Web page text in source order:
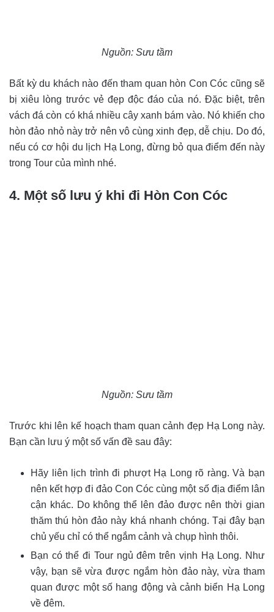
Nguồn: Sưu tầm
Bất kỳ du khách nào đến tham quan hòn Con Cóc cũng sẽ
bị xiêu lòng trước vẻ đẹp độc đáo của nó. Đặc biệt, trên
vách đá còn có khá nhiều cây xanh bám vào. Nó khiến cho
hòn đảo nhỏ này trở nên vô cùng xinh đẹp, dễ chịu. Do đó,
nếu có cơ hội du lịch Hạ Long, đừng bỏ qua điểm đến này
trong Tour của mình nhé.
4. Một số lưu ý khi đi Hòn Con Cóc
Nguồn: Sưu tầm
Trước khi lên kế hoạch tham quan cảnh đẹp Hạ Long này.
Bạn cần lưu ý một số vấn đề sau đây:
Hãy liên lịch trình đi phượt Hạ Long rõ ràng. Và bạn
nên kết hợp đi đảo Con Cóc cùng một số địa điểm lân
cận khác. Do không thể lên đảo được nên thời gian
thăm thú hòn đảo này khá nhanh chóng. Tại đây bạn
chủ yếu chỉ có thể ngắm cảnh và chụp hình thôi.
Bạn có thể đi Tour ngủ đêm trên vịnh Hạ Long. Như
vậy, bạn sẽ vừa được ngắm hòn đảo này, vừa tham
quan được một số hang động và cảnh biển Hạ Long
về đêm.